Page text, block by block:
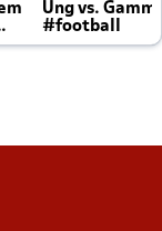
Ung vs.
#football